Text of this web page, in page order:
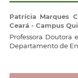
Patrícia Marques
Ceará - Campus
Professora
Departamento de